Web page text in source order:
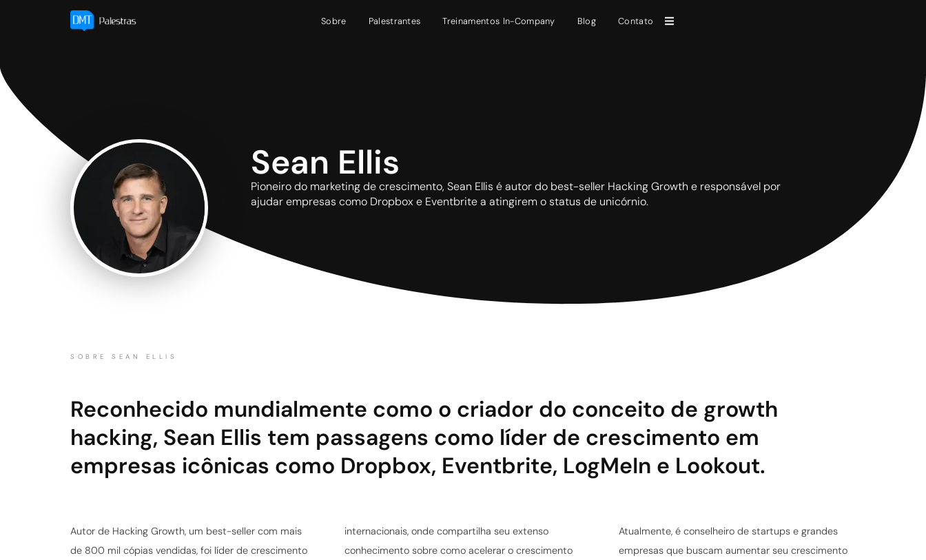
Sobre Palestrantes Treinamentos In-Company Blog Contato
Sean Ellis
Pioneiro do marketing de crescimento, Sean Ellis é autor do best-seller Hacking Growth e responsável por
ajudar empresas como Dropbox e Eventbrite a atingirem o status de unicórnio.
SOBRE SEAN ELLIS
Reconhecido mundialmente como o criador do conceito de growth
hacking, Sean Ellis tem passagens como líder de crescimento em
empresas icônicas como Dropbox, Eventbrite, LogMeIn e Lookout.
Autor de Hacking Growth, um best-seller com mais
de 800 mil cópias vendidas, foi líder de crescimento
internacionais, onde compartilha seu extenso
conhecimento sobre como acelerar o crescimento
Atualmente, é conselheiro de startups e grandes
empresas que buscam aumentar seu crescimento